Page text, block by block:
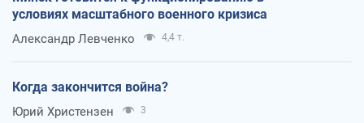
условиях масштабного военного кризиса
Александр Левченко 4,4 т.
Когда закончится война?
Юрий Христензен 3